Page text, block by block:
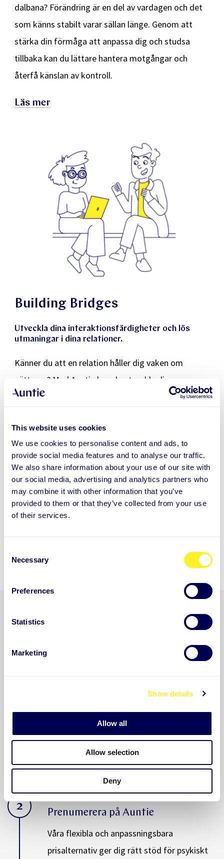
This website uses cookies
We use cookies to personalise content and ads, to
provide social media features and to analyse our traffic.
We also share information about your use of our site with
our social media, advertising and analytics partners who
may combine it with other information that you’ve
provided to them or that they’ve collected from your use
of their services.
Necessary
Preferences
Statistics
Marketing
Show details
Allow all
Allow selection
Deny
dalbana? Förändring är en del av vardagen och det
som känns stabilt varar sällan länge. Genom att
stärka din förmåga att anpassa dig och studsa
tillbaka kan du lättare hantera motgångar och
återfå känslan av kontroll.
Läs mer
Building Bridges
Utveckla dina interaktionsfärdigheter och lös
utmaningar i dina relationer.
Känner du att en relation håller dig vaken om
nätterna? Med Auntie kan du utveckla dina
interaktionsfärdigheter, sätta sunda gränser och
för dig. Våra experter hjälper dig att bygga
förtroende och förståelse i dina relationer.
Läs mer
Komma igång med Auntie
Managers, så visar de hur Auntie fungerar,
presenterar olika prisalternativ och hjälper
2 Prenumerera på Auntie
Våra flexibla och anpassningsbara
prisalternativ ger dig rätt stöd för psykiskt